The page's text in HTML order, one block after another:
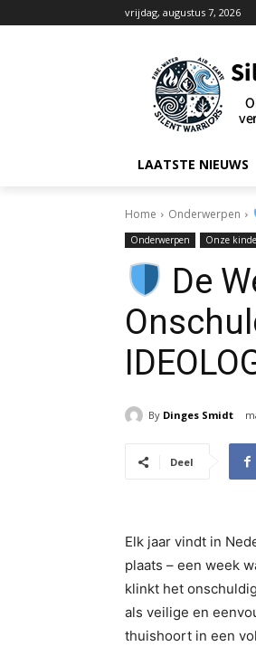
vrijdag, augustus 7, 2026
LAATSTE NIEUWS
Home Onderwerpen
Onderwerpen Onze
De
By Dinges Smidt
Deel
Elk jaar vindt in
plaats – een week
klinkt het
als veilige en
thuishoort in een